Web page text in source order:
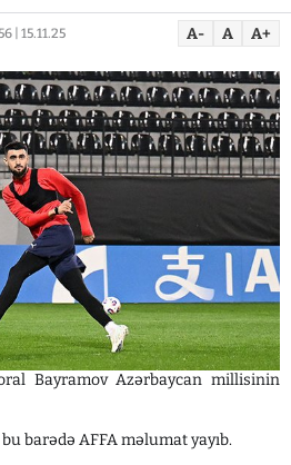
| 15.11.25 A- A A+
Bayramov Azərbaycan millisinin
barədə AFFA məlumat yayıb.